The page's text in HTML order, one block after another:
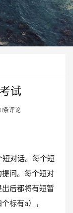
试
0条评论
对话。每个短
问。每个短对
后都将有短暂
标有a），